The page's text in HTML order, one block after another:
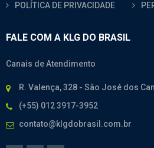
POLÍTICA DE PRIVACIDADE
FALE COM A KLG DO BRASIL
Canais de Atendimento
R. Valença, 328 - São José dos
(+55) 012 3917-3952
contato@klgdobrasil.com.br